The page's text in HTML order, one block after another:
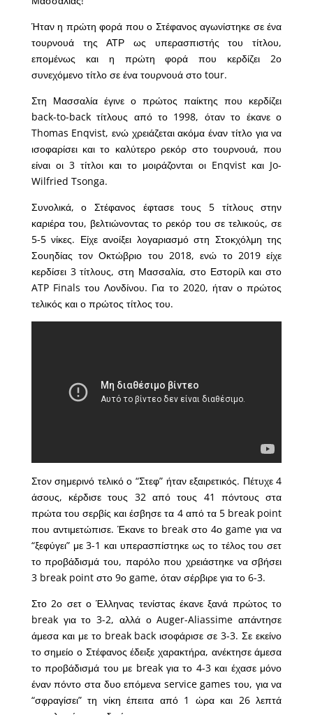
Ήταν η πρώτη φορά που ο Στέφανος αγωνίστηκε σε ένα
τουρνουά της ΑΤΡ ως υπερασπιστής του τίτλου,
επομένως και η πρώτη φορά που κερδίζει 2ο
συνεχόμενο τίτλο σε ένα τουρνουά στο tour.
Στη Μασσαλία έγινε ο πρώτος παίκτης που κερδίζει
back-to-back τίτλους από το 1998, όταν το έκανε ο
Thomas Enqvist, ενώ χρειάζεται ακόμα έναν τίτλο για να
ισοφαρίσει και το καλύτερο ρεκόρ στο τουρνουά, που
είναι οι 3 τίτλοι και το μοιράζονται οι Enqvist και Jo-
Wilfried Tsonga.
Συνολικά, ο Στέφανος έφτασε τους 5 τίτλους στην
καριέρα του, βελτιώνοντας το ρεκόρ του σε τελικούς, σε
5-5 νίκες. Είχε ανοίξει λογαριασμό στη Στοκχόλμη της
Σουηδίας τον Οκτώβριο του 2018, ενώ το 2019 είχε
κερδίσει 3 τίτλους, στη Μασσαλία, στο Εστορίλ και στο
ATP Finals του Λονδίνου. Για το 2020, ήταν ο πρώτος
τελικός και ο πρώτος τίτλος του.
Στον σημερινό τελικό ο “Στεφ” ήταν εξαιρετικός. Πέτυχε 4
άσους, κέρδισε τους 32 από τους 41 πόντους στα
πρώτα του σερβίς και έσβησε τα 4 από τα 5 break point
που αντιμετώπισε. Έκανε το break στο 4ο game για να
“ξεφύγει” με 3-1 και υπερασπίστηκε ως το τέλος του σετ
το προβάδισμά του, παρόλο που χρειάστηκε να σβήσει
3 break point στο 9ο game, όταν σέρβιρε για το 6-3.
Στο 2ο σετ ο Έλληνας τενίστας έκανε ξανά πρώτος το
break για το 3-2, αλλά ο Auger-Aliassime απάντησε
άμεσα και με το break back ισοφάρισε σε 3-3. Σε εκείνο
το σημείο ο Στέφανος έδειξε χαρακτήρα, ανέκτησε άμεσα
το προβάδισμά του με break για το 4-3 και έχασε μόνο
έναν πόντο στα δυο επόμενα service games του, για να
“σφραγίσει” τη νίκη έπειτα από 1 ώρα και 26 λεπτά